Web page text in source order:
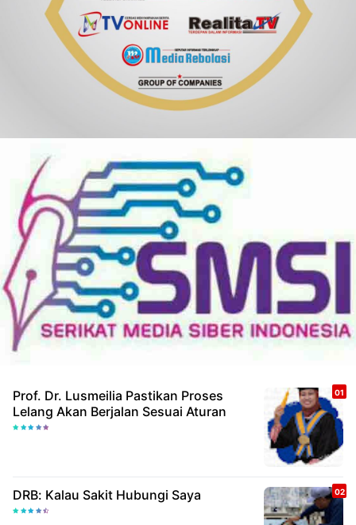
Prof. Dr. Lusmeilia Pastikan Proses
Lelang Akan Berjalan Sesuai Aturan
DRB: Kalau Sakit Hubungi Saya